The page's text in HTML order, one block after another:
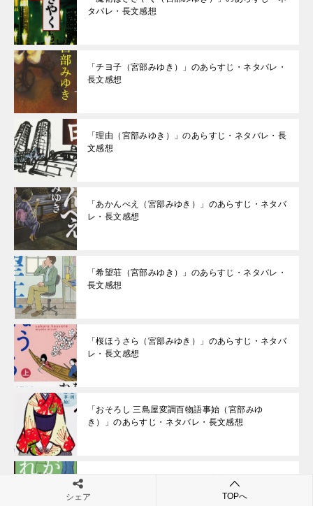
タバレ・長文感想
「チヨ子（宮部みゆき）」のあらすじ・ネタバレ・
長文感想
「理由（宮部みゆき）」のあらすじ・ネタバレ・長
文感想
「あかんべえ（宮部みゆき）」のあらすじ・ネタバ
レ・長文感想
「希望荘（宮部みゆき）」のあらすじ・ネタバレ・
長文感想
「桜ほうさら（宮部みゆき）」のあらすじ・ネタバ
レ・長文感想
「おそろし 三島屋変調百物語事始（宮部みゆ
き）」のあらすじ・ネタバレ・長文感想
シェア TOPへ